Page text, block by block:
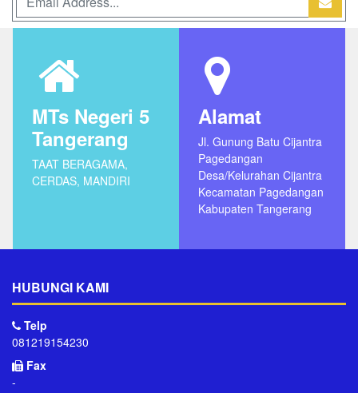
MTs Negeri 5
Tangerang
TAAT BERAGAMA,
CERDAS, MANDIRI
Alamat
Jl. Gunung Batu Cijantra
Pagedangan
Desa/Kelurahan Cijantra
Kecamatan Pagedangan
Kabupaten Tangerang
HUBUNGI KAMI
Telp
081219154230
Fax
-